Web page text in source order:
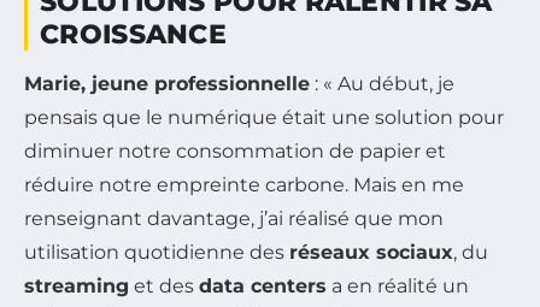
CROISSANCE
Marie, jeune professionnelle : « Au début, je
pensais que le numérique était une solution pour
diminuer notre consommation de papier et
réduire notre empreinte carbone. Mais en me
renseignant davantage, j’ai réalisé que mon
utilisation quotidienne des réseaux sociaux, du
streaming et des data centers a en réalité un